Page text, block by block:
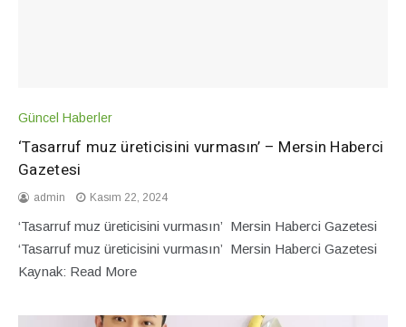
Güncel Haberler
‘Tasarruf muz üreticisini vurmasın’ – Mersin Haberci
Gazetesi
admin Kasım 22, 2024
‘Tasarruf muz üreticisini vurmasın’ Mersin Haberci Gazetesi
‘Tasarruf muz üreticisini vurmasın’ Mersin Haberci Gazetesi
Kaynak: Read More